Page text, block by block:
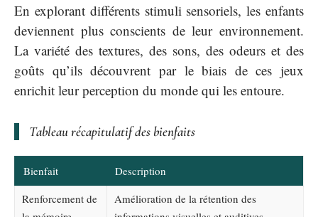
En explorant différents stimuli sensoriels, les enfants
deviennent plus conscients de leur environnement.
La variété des textures, des sons, des odeurs et des
goûts qu’ils découvrent par le biais de ces jeux
enrichit leur perception du monde qui les entoure.
Tableau récapitulatif des bienfaits
Bienfait
Description
Renforcement de
Amélioration de la rétention des